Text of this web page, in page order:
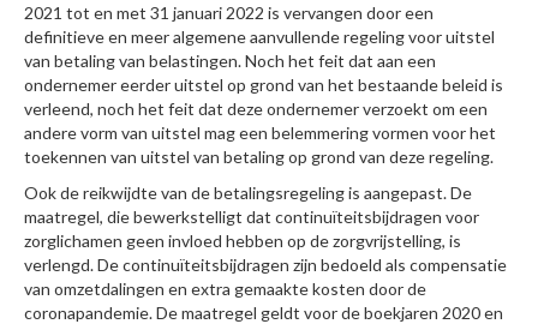
2021 tot en met 31 januari 2022 is vervangen door een
definitieve en meer algemene aanvullende regeling voor uitstel
van betaling van belastingen. Noch het feit dat aan een
ondernemer eerder uitstel op grond van het bestaande beleid is
verleend, noch het feit dat deze ondernemer verzoekt om een
andere vorm van uitstel mag een belemmering vormen voor het
toekennen van uitstel van betaling op grond van deze regeling.
Ook de reikwijdte van de betalingsregeling is aangepast. De
maatregel, die bewerkstelligt dat continuïteitsbijdragen voor
zorglichamen geen invloed hebben op de zorgvrijstelling, is
verlengd. De continuïteitsbijdragen zijn bedoeld als compensatie
van omzetdalingen en extra gemaakte kosten door de
coronapandemie. De maatregel geldt voor de boekjaren 2020 en